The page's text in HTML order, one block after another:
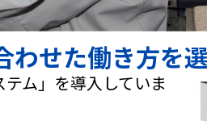
わせた働き方を
ム」を導入していま